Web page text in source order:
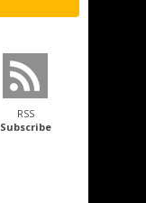
RSS
Subscribe